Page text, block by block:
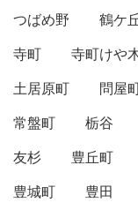
つばめ野
鶴ケ
寺町
寺町けや
土居原町
問屋
常盤町
栃谷
友杉
豊丘町
豊城町
豊田